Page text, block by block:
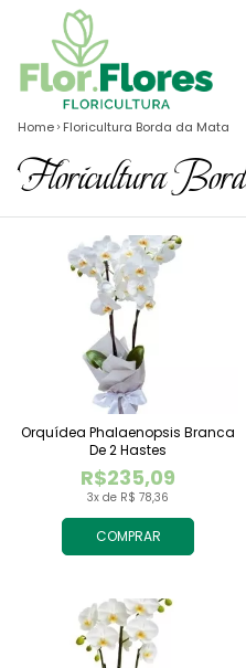
Home Floricultura Borda da Mata
Floricultura
COMPRAR
3x de R$ 78,36
R$235,09
Orquídea Phalaenopsis Branca
De 2 Hastes